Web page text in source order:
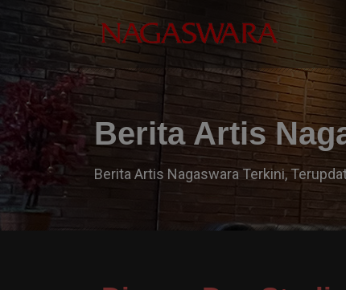
Berita Artis
Berita Artis Nagaswara Terkini,